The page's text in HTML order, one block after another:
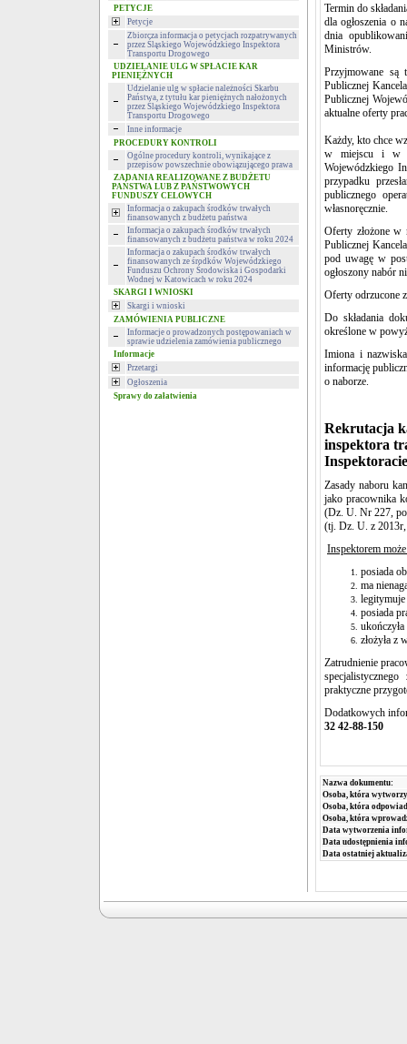
PETYCJE
Petycje
Zbiorcza informacja o petycjach rozpatrywanych
przez Śląskiego Wojewódzkiego Inspektora
Transportu Drogowego
UDZIELANIE ULG W SPŁACIE KAR
PIENIĘŻNYCH
Udzielanie ulg w spłacie należności Skarbu
Państwa, z tytułu kar pieniężnych nałożonych
przez Śląskiego Wojewódzkiego Inspektora
Transportu Drogowego
Inne informacje
PROCEDURY KONTROLI
Ogólne procedury kontroli, wynikające z
przepisów powszechnie obowiązującego prawa
ZADANIA REALIZOWANE Z BUDŻETU
PAŃSTWA LUB Z PAŃSTWOWYCH
FUNDUSZY CELOWYCH
Informacja o zakupach środków trwałych
finansowanych z budżetu państwa
Informacja o zakupach środków trwałych
finansowanych z budżetu państwa w roku 2024
Informacja o zakupach środków trwałych
finansowanych ze środków Wojewódzkiego
Funduszu Ochrony Środowiska i Gospodarki
Wodnej w Katowicach w roku 2024
SKARGI I WNIOSKI
Skargi i wnioski
ZAMÓWIENIA PUBLICZNE
Informacje o prowadzonych postępowaniach w
sprawie udzielenia zamówienia publicznego
Informacje
Przetargi
Ogłoszenia
Sprawy do załatwienia
Termin do
dla ogłoszenia o
dnia
Ministrów.
Przyjmowane są
Publicznej
Publicznej
aktualne oferty
Każdy, kto chce
w miejscu i w
Wojewódzkiego
przypadku
publicznego
własnoręcznie.
Oferty złożone w
Publicznej
pod uwagę w
ogłoszony nabór
Oferty odrzucone
Do składania
określone w
Imiona i
informację
o naborze.
Rekrutacja
inspektora
Zasady naboru
jako pracownika
(Dz. U. Nr 227,
(tj. Dz. U. z
Inspektorem
posiada
ma
legitymuje
posiada
złożyła
Zatrudnienie
praktyczne
Dodatkowych
32 42-88-150
Nazwa dokumentu:
Osoba, która
Osoba, która
Osoba, która
Data wytworzenia
Data udostępnienia
Data ostatniej